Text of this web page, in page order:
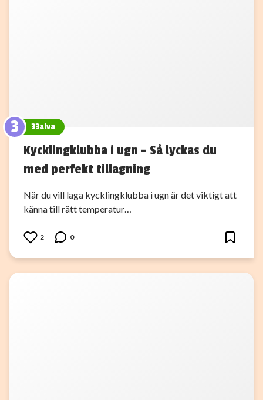
3 33alva
Kycklingklubba i ugn – Så lyckas du
med perfekt tillagning
När du vill laga kycklingklubba i ugn är det viktigt att
känna till rätt temperatur…
2 0